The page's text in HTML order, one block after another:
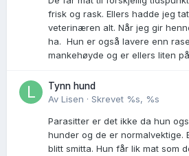
frisk og rask. Ellers hadde jeg
veterinæren alt. Når jeg gir
ha. Hun er også lavere enn
mankehøyde og er ellers liten
Tynn hund
Av Lisen · Skrevet %s, %s
Parasitter er det ikke da hun
hunder og de er normalvektige.
blitt smitta. Hun får lik mat som